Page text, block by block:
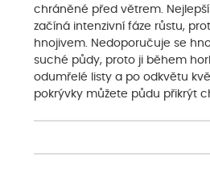
chráněné před větrem.
začíná intenzivní fáze růstu,
hnojivem. Nedoporučuje se
suché půdy, proto ji během
odumřelé listy a po odkvětu
pokrývky můžete půdu přikrýt